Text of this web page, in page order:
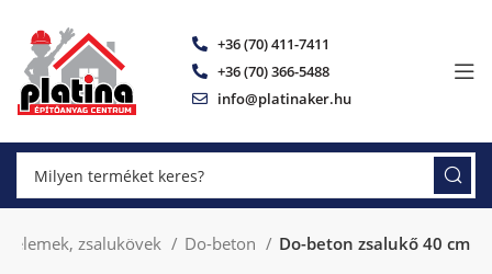
+36 (70) 411-7411
+36 (70) 366-5488
info@platinaker.hu
zsalukövek Do-beton Do-beton zsalukő 40 cm